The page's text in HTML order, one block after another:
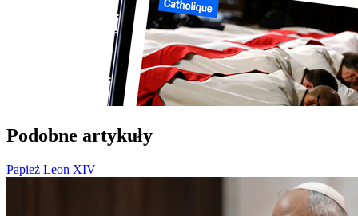
Podobne artykuły
Papież Leon XIV